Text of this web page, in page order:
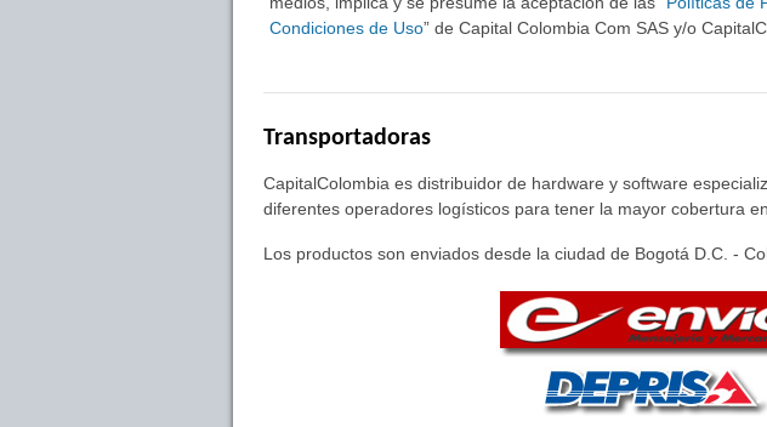
Condiciones de Uso” de Capital Colombia Com SAS y/o
Transportadoras
CapitalColombia es distribuidor de hardware y software
diferentes operadores logísticos para tener la mayor cobertura
Los productos son enviados desde la ciudad de Bogotá D.C. -